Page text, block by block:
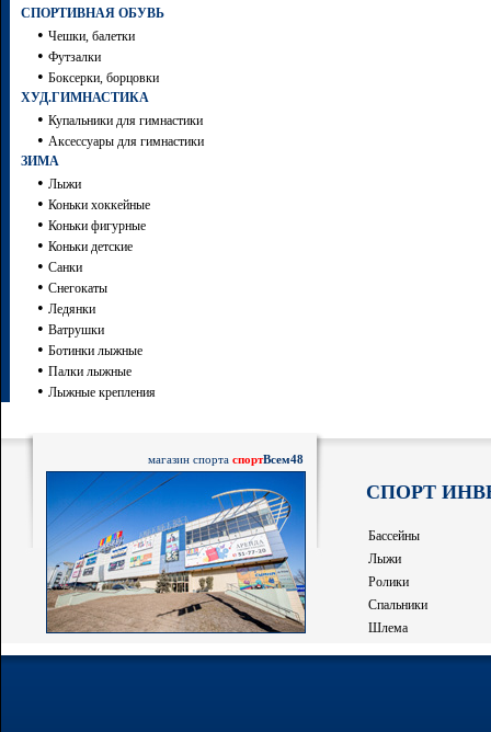
СПОРТИВНАЯ ОБУВЬ
• Чешки, балетки
• Футзалки
• Боксерки, борцовки
ХУД.ГИМНАСТИКА
• Купальники для гимнастики
• Аксессуары для гимнастики
ЗИМА
• Лыжи
• Коньки хоккейные
• Коньки фигурные
• Коньки детские
• Санки
• Снегокаты
• Ледянки
• Ватрушки
• Ботинки лыжные
• Палки лыжные
• Лыжные крепления
магазин спорта спортВсем48
СПОРТ
Бассейны
Лыжи
Ролики
Спальники
Шлема